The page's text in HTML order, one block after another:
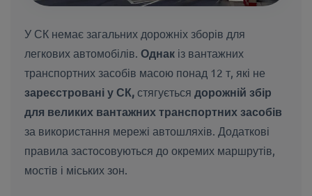
У СК немає загальних дорожніх зборів для
легкових автомобілів. Однак із вантажних
транспортних засобів масою понад 12 т, які не
зареєстровані у СК, стягується дорожній збір
для великих вантажних транспортних засобів
за використання мережі автошляхів. Додаткові
правила застосовуються до окремих маршрутів,
мостів і міських зон.